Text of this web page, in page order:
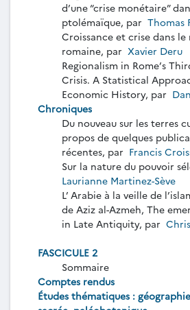
d’une “crise monétaire”
ptolémaïque, par Thomas
Croissance et crise dans
romaine, par Xavier Deru
Regionalism in Rome’s
Crisis. A Statistical
Economic History, par
Chroniques
Du nouveau sur les terres
propos de quelques
récentes, par Francis
Sur la nature du pouvoir
Laurianne Martinez-Sève
L’ Arabie à la veille de
de Aziz al-Azmeh, The
in Late Antiquity, par
FASCICULE 2
Sommaire
Comptes rendus
Études thématiques :